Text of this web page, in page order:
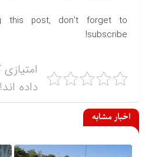
this post, don't forget to
subscribe!
داده اند!
اخبار مشابه